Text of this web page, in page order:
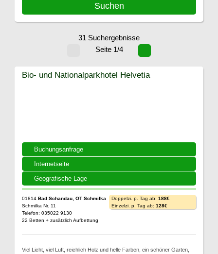
31 Suchergebnisse
Seite 1/4
Buchungsanfrage
Internetseite
Geografische Lage
Bio- und Nationalparkhotel Helvetia
01814 Bad Schandau, OT Schmilka
Schmilka Nr. 11
Telefon: 035022 9130
22 Betten + zusätzlich Aufbettung
Doppelzi. p. Tag ab: 188€
Einzelzi. p. Tag ab: 128€
Viel Licht, viel Luft, reichlich Holz und helle Farben, ein schöner Garten,